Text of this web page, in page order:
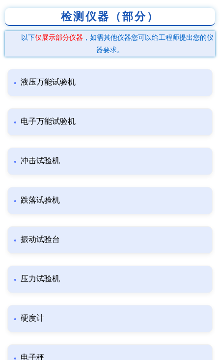
检测仪器（部分）
以下仅展示部分仪器 ，如需其他仪器您可以给工程师提出您的仪
器要求。
液压万能试验机
电子万能试验机
冲击试验机
跌落试验机
振动试验台
压力试验机
硬度计
电子秤